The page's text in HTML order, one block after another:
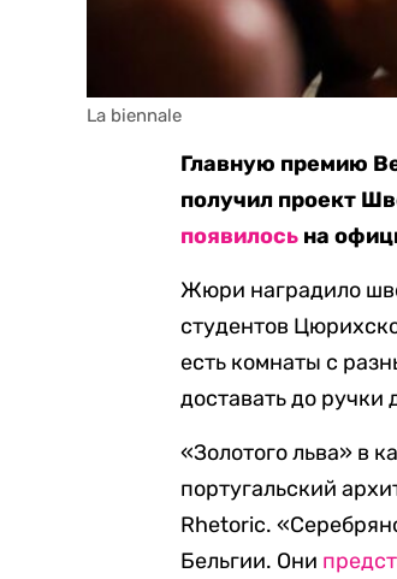
La biennale
Главную премию
получил проект
появилось на
Жюри наградило
студентов
есть комнаты с
доставать до ручки
«Золотого льва» в
португальский
Rhetoric.
Бельгии. Они